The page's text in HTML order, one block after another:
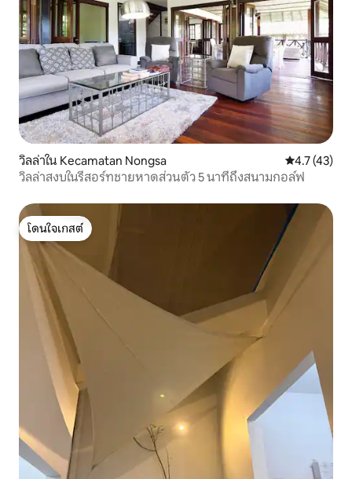
วิลล่าใน Kecamatan Nongsa คะแนนเฉลี่ย
4.7 (43)
วิลล่าสงบในรีสอร์ทชายหาดส่วนตัว 5 นาทีถึงสนามกอล์ฟ
โดนใจเกสต์
โดนใจเกสต์